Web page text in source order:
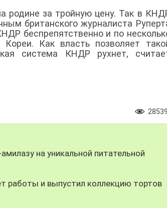
родине за тройную цену. Так в
британского журналиста
беспрепятственно и по
Как власть позволяет
система КНДР рухнет,
28539
на уникальной питательной
работы и выпустил коллекцию тортов